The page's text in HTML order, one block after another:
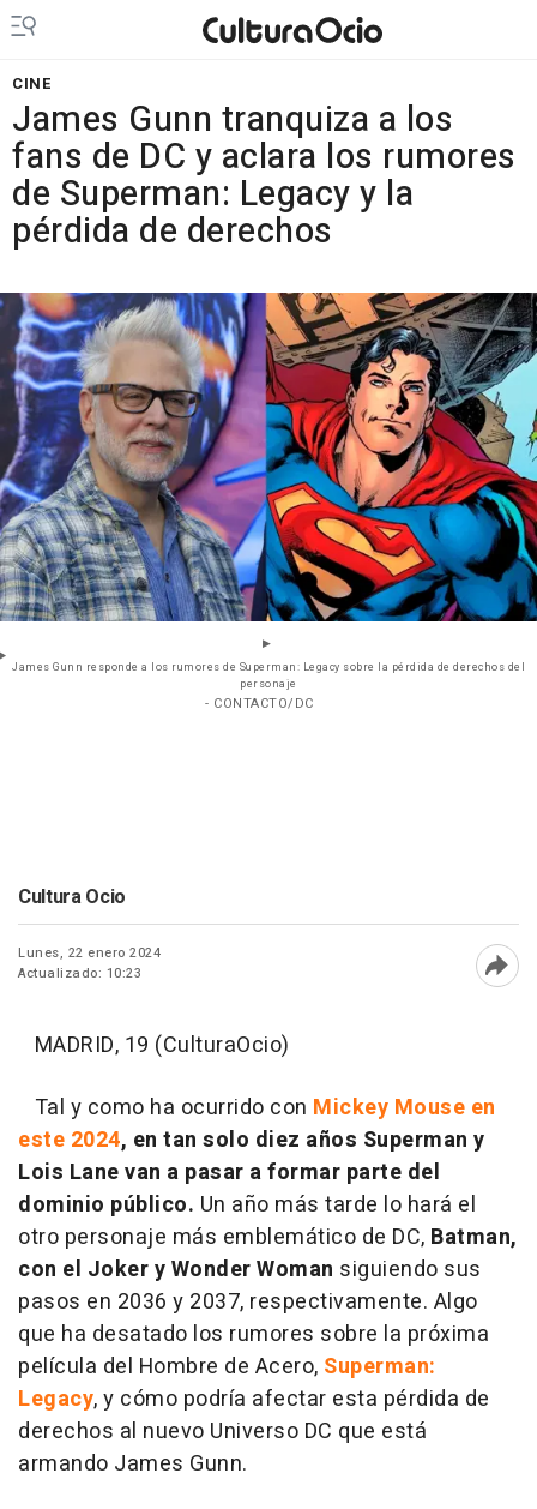
CINE
James Gunn tranquiza a los
fans de DC y aclara los rumores
de Superman: Legacy y la
pérdida de derechos
James Gunn responde a los rumores de Superman: Legacy sobre la pérdida de derechos del
personaje
- CONTACTO/DC
Cultura Ocio
Lunes, 22 enero 2024
Actualizado: 10:23
MADRID, 19 (CulturaOcio)
Tal y como ha ocurrido con Mickey Mouse en
este 2024, en tan solo diez años Superman y
Lois Lane van a pasar a formar parte del
dominio público. Un año más tarde lo hará el
otro personaje más emblemático de DC, Batman,
con el Joker y Wonder Woman siguiendo sus
pasos en 2036 y 2037, respectivamente. Algo
que ha desatado los rumores sobre la próxima
película del Hombre de Acero, Superman:
Legacy, y cómo podría afectar esta pérdida de
derechos al nuevo Universo DC que está
armando James Gunn.